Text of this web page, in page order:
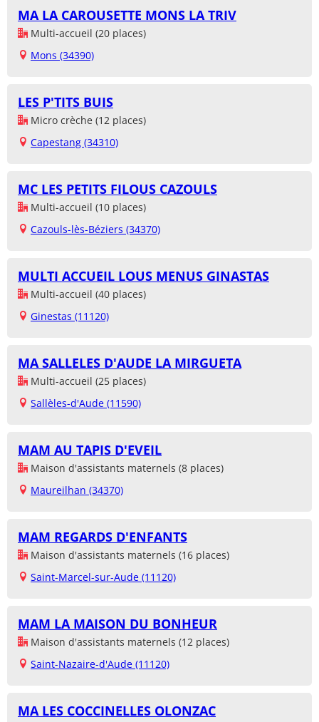
MA LA CAROUSETTE MONS LA TRIV
Multi-accueil (20 places)
Mons (34390)
LES P'TITS BUIS
Micro crèche (12 places)
Capestang (34310)
MC LES PETITS FILOUS CAZOULS
Multi-accueil (10 places)
Cazouls-lès-Béziers (34370)
MULTI ACCUEIL LOUS MENUS GINASTAS
Multi-accueil (40 places)
Ginestas (11120)
MA SALLELES D'AUDE LA MIRGUETA
Multi-accueil (25 places)
Sallèles-d'Aude (11590)
MAM AU TAPIS D'EVEIL
Maison d'assistants maternels (8 places)
Maureilhan (34370)
MAM REGARDS D'ENFANTS
Maison d'assistants maternels (16 places)
Saint-Marcel-sur-Aude (11120)
MAM LA MAISON DU BONHEUR
Maison d'assistants maternels (12 places)
Saint-Nazaire-d'Aude (11120)
MA LES COCCINELLES OLONZAC